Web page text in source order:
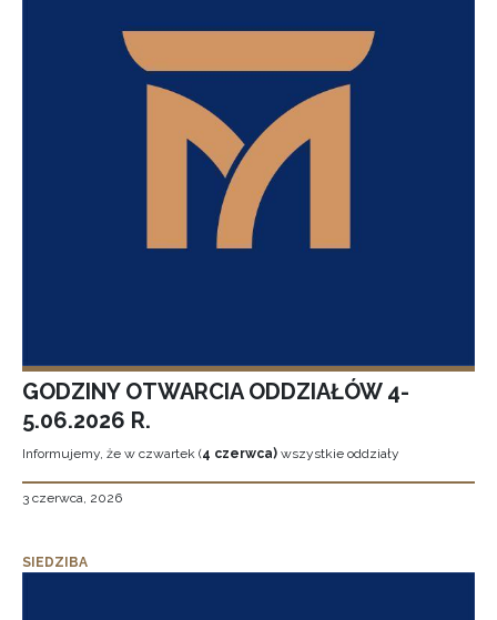
GODZINY OTWARCIA ODDZIAŁÓW 4-
5.06.2026 R.
Informujemy, że w czwartek (4 czerwca) wszystkie oddziały
3 czerwca, 2026
SIEDZIBA